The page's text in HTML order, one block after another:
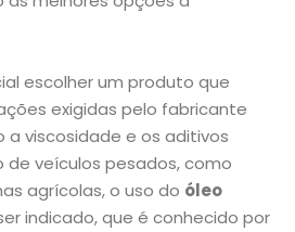
escolher um produto que
exigidas pelo fabricante
a viscosidade e os aditivos
de veículos pesados, como
agrícolas, o uso do óleo
indicado, que é conhecido por